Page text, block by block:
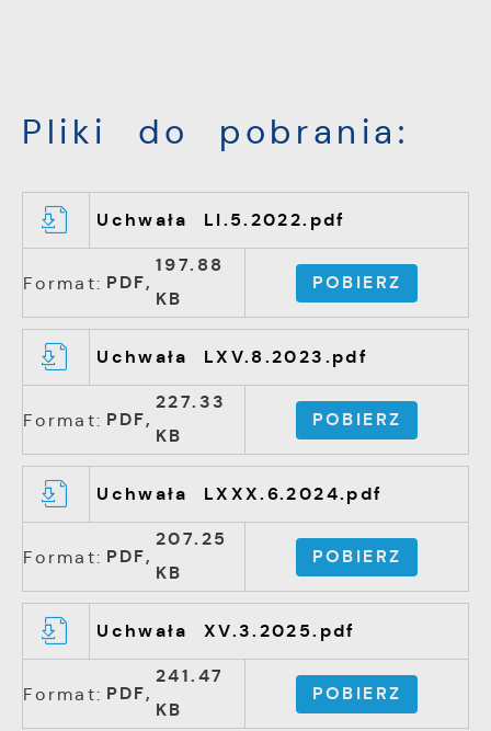
Pliki do pobrania:
Uchwała LI.5.2022.pdf
Format: PDF,
197.88
KB
POBIERZ
Uchwała LXV.8.2023.pdf
Format: PDF,
227.33
KB
POBIERZ
Uchwała LXXX.6.2024.pdf
Format: PDF,
207.25
KB
POBIERZ
Uchwała XV.3.2025.pdf
Format: PDF,
241.47
KB
POBIERZ